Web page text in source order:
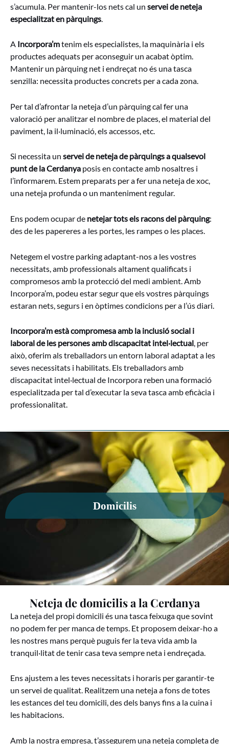
s’acumula. Per mantenir-los nets cal un servei de neteja
especialitzat en pàrquings
A Incorpora’mtenim els especialistes, la maquinària i els
productes adequats per aconseguir un acabat òptim.
Mantenir un pàrquing net i endreçat no és una tasca
senzilla: necessita productes concrets per a cada zona.
Per tal d’afrontar la neteja d’un pàrquing cal fer una
valoració per analitzar el nombre de places, el material del
paviment, la il·luminació, els accessos, etc.
Si necessita un servei de neteja de pàrquings a qualsevol
punt de la Cerdanya posis en contacte amb nosaltres i
l’informarem. Estem preparats per a fer una neteja de xoc,
una neteja profunda o un manteniment regular.
Ens podem ocupar de netejar tots els racons del pàrquing:
des de les papereres a les portes, les rampes o les places.
Netegem el vostre parking adaptant-nos a les vostres
necessitats, amb professionals altament qualificats i
compromesos amb la protecció del medi ambient. Amb
Incorpora’m, podeu estar segur que els vostres pàrquings
estaran nets, segurs i en òptimes condicions per a l’ús diari.
Incorpora’m està compromesa amb la inclusió social i
laboral de les persones amb discapacitat intel·lectual, per
això, oferim als treballadors un entorn laboral adaptat a les
seves necessitats i habilitats. Els treballadors amb
discapacitat intel·lectual de Incorpora reben una formació
especialitzada per tal d’executar la seva tasca amb eficàcia i
professionalitat.
Domicilis
Neteja de domicilis a la Cerdanya
La neteja del propi domicili és una tasca feixuga que sovint
no podem fer per manca de temps. Et proposem deixar-ho a
les nostres mans perquè puguis fer la teva vida amb la
tranquil·litat de tenir casa teva sempre neta i endreçada.
Ens ajustem a les teves necessitats i horaris per garantir-te
un servei de qualitat. Realitzem una neteja a fons de totes
les estances del teu domicili, des dels banys fins a la cuina i
les habitacions.
Amb la nostra empresa, t’assegurem una neteja completa de